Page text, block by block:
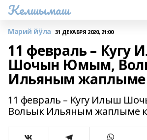
Келшымаш
Марий йӱла 31 ДЕКАБРЯ 2020, 21:00
11 февраль – Кугу
Шочын Юмым,
Ильяным жаплыме
11 февраль – Кугу Илыш
Вольык Ильяным жаплыме